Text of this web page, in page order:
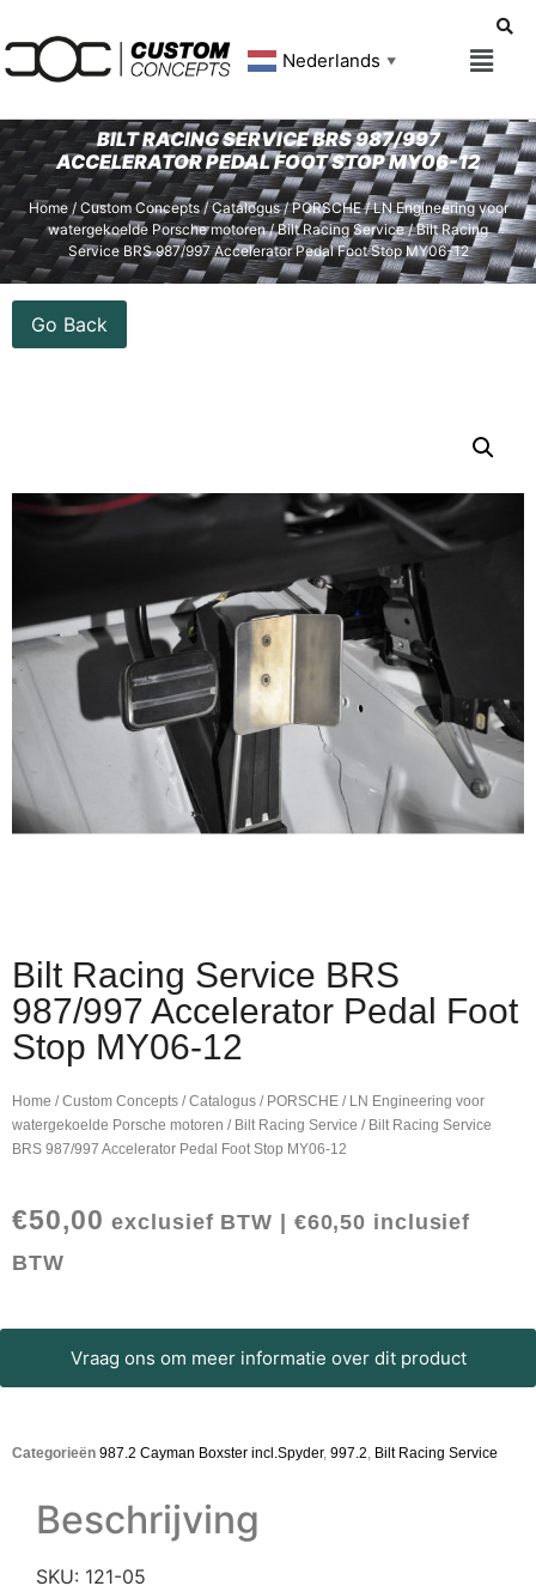
Nederlands ▼
BILT RACING SERVICE BRS 987/997
ACCELERATOR PEDAL FOOT STOP MY06-12
Home/ Custom Concepts/Catalogus/PORSCHE/LN Engineering voor
watergekoelde Porsche motoren/Bilt Racing Service/ Bilt Racing
Service BRS 987/997 Accelerator Pedal Foot Stop MY06-12
Go Back
Bilt Racing Service BRS
987/997 Accelerator Pedal Foot
Stop MY06-12
Home /Custom Concepts /Catalogus / PORSCHE / LN Engineering voor
watergekoelde Porsche motoren / Bilt Racing Service / Bilt Racing Service
BRS 987/997 Accelerator Pedal Foot Stop MY06-12
€50,00 exclusief BTW | €60,50 inclusief
BTW
Vraag ons om meer informatie over dit product
Categorieën 987.2 Cayman Boxster incl.Spyder, 997.2, Bilt Racing Service
Beschrijving
SKU: 121-05